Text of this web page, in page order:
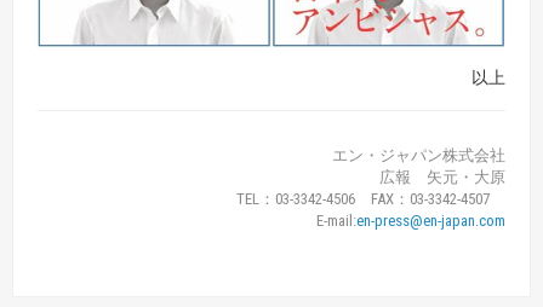
以上
エン・ジャパン株式会社
広報 矢元・大原
TEL：03-3342-4506 FAX：03-3342-4507
E-mail:en-press@en-japan.com